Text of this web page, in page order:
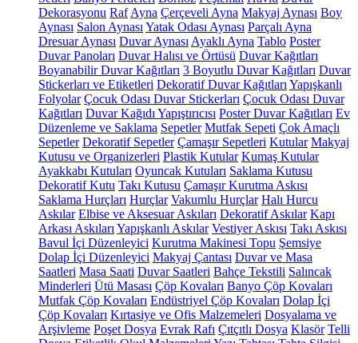
Dekorasyonu Raf Ayna Çerçeveli Ayna Makyaj Aynası Boy
Aynası Salon Aynası Yatak Odası Aynası Parçalı Ayna
Dresuar Aynası Duvar Aynası Ayaklı Ayna Tablo Poster
Duvar Panoları Duvar Halısı ve Örtüsü Duvar Kağıtları
Boyanabilir Duvar Kağıtları 3 Boyutlu Duvar Kağıtları Duvar
Stickerları ve Etiketleri Dekoratif Duvar Kağıtları Yapışkanlı
Folyolar Çocuk Odası Duvar Stickerları Çocuk Odası Duvar
Kağıtları Duvar Kağıdı Yapıştırıcısı Poster Duvar Kağıtları Ev
Düzenleme ve Saklama Sepetler Mutfak Sepeti Çok Amaçlı
Sepetler Dekoratif Sepetler Çamaşır Sepetleri Kutular Makyaj
Kutusu ve Organizerleri Plastik Kutular Kumaş Kutular
Ayakkabı Kutuları Oyuncak Kutuları Saklama Kutusu
Dekoratif Kutu Takı Kutusu Çamaşır Kurutma Askısı
Saklama Hurçları Hurçlar Vakumlu Hurçlar Halı Hurcu
Askılar Elbise ve Aksesuar Askıları Dekoratif Askılar Kapı
Arkası Askıları Yapışkanlı Askılar Vestiyer Askısı Takı Askısı
Bavul İçi Düzenleyici Kurutma Makinesi Topu Şemsiye
Dolap İçi Düzenleyici Makyaj Çantası Duvar ve Masa
Saatleri Masa Saati Duvar Saatleri Bahçe Tekstili Salıncak
Minderleri Ütü Masası Çöp Kovaları Banyo Çöp Kovaları
Mutfak Çöp Kovaları Endüstriyel Çöp Kovaları Dolap İçi
Çöp Kovaları Kırtasiye ve Ofis Malzemeleri Dosyalama ve
Arşivleme Poşet Dosya Evrak Rafı Çıtçıtlı Dosya Klasör Telli